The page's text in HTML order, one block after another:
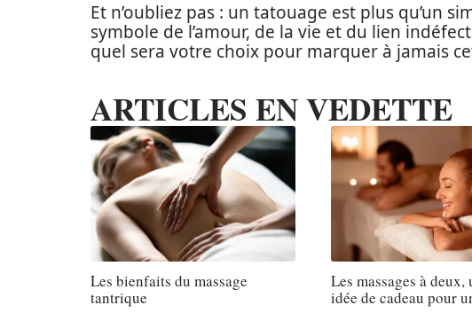
Et n’oubliez pas : un tatouage est plus qu’un
symbole de l’amour, de la vie et du lien
quel sera votre choix pour marquer à jamais
ARTICLES EN VEDETTE
Les bienfaits du massage
tantrique
Les massages à deux,
idée de cadeau pour